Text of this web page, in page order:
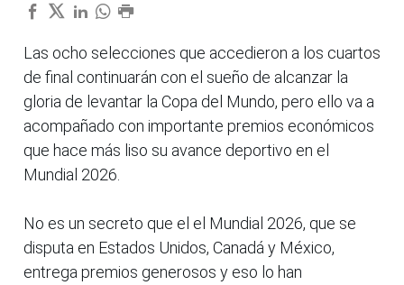
Las ocho selecciones que accedieron a los cuartos
de final continuarán con el sueño de alcanzar la
gloria de levantar la Copa del Mundo, pero ello va a
acompañado con importante premios económicos
que hace más liso su avance deportivo en el
Mundial 2026.
No es un secreto que el el Mundial 2026, que se
disputa en Estados Unidos, Canadá y México,
entrega premios generosos y eso lo han